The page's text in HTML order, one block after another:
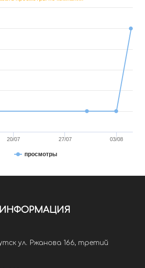
просмотры
20/07 27/07 03/08
ИНФОРМАЦИЯ
ул. Ржанова 166, третий